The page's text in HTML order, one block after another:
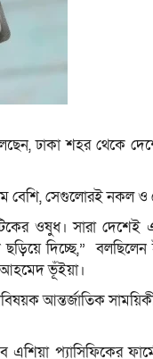
ঢাকা শহর থেকে
বেশি, সেগুলোরই নকল ও
ওষুধ। সারা
দিচ্ছে,” বলছিলেন
ভূঁইয়া।
আন্তর্জাতিক
এশিয়া প্যাসিফিকের